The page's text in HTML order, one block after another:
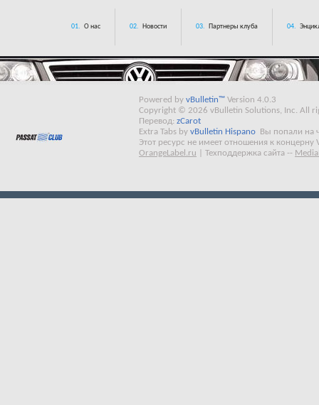
01. О нас 02. Новости 03. Партнеры клуба 04.
Powered by vBulletin™ Version 4.0.3
Copyright © 2026 vBulletin Solutions, Inc. All
Перевод: zCarot
Extra Tabs by vBulletin Hispano
Вы попали на
Этот ресурс не имеет отношения к концерну
OrangeLabel.ru
Техподдержка сайта --